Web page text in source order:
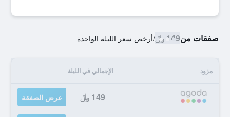
صفقات من149 ﷼ /أرخص سعر الليلة الواحدة
مزود الإجمالي في الليلة
149 ﷼ عرض الصفقة